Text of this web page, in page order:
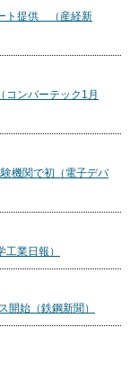
ト提供 （産経新
コンバーテック1月
機関で初（電子デバ
業日報）
開始（鉄鋼新聞）